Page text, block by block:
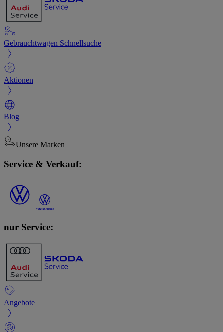
Gebrauchtwagen Schnellsuche
Aktionen
Blog
Unsere Marken
Service & Verkauf:
nur Service:
Angebote